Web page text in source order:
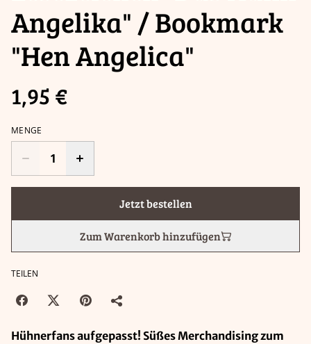
Angelika" / Bookmark
"Hen Angelica"
1,95 €
MENGE
Jetzt bestellen
Zum Warenkorb hinzufügen
TEILEN
Hühnerfans aufgepasst! Süßes Merchandising zum